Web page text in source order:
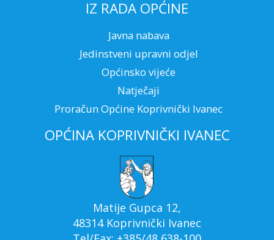
IZ RADA OPĆINE
Javna nabava
Jedinstveni upravni odjel
Općinsko vijeće
Natječaji
Proračun Općine Koprivnički Ivanec
OPĆINA KOPRIVNIČKI IVANEC
Matije Gupca 12,
48314 Koprivnički Ivanec